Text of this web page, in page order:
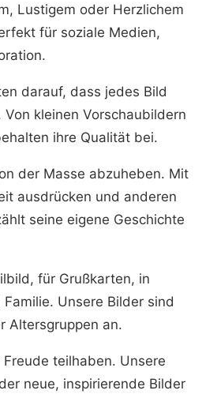
Lustigem oder Herzlichem
für soziale Medien,
darauf, dass jedes Bild
kleinen Vorschaubildern
ihre Qualität bei.
der Masse abzuheben. Mit
ausdrücken und anderen
seine eigene Geschichte
für Grußkarten, in
Unsere Bilder sind
Altersgruppen an.
teilhaben. Unsere
neue, inspirierende Bilder